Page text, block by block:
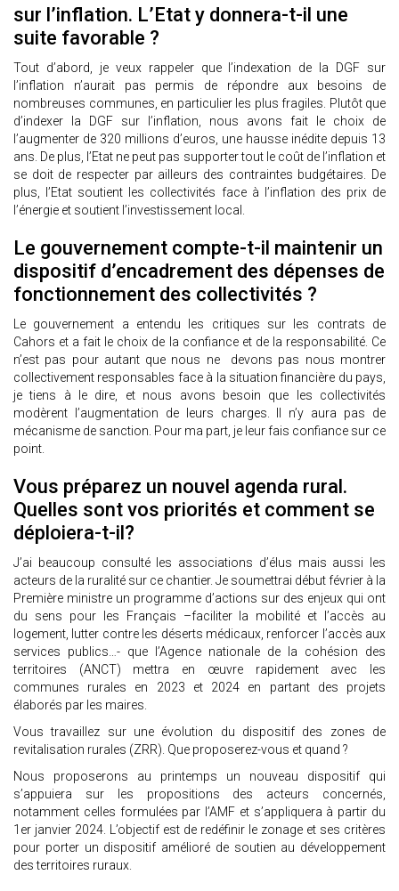
sur l’inflation. L’Etat y donnera-t-il une
suite favorable ?
Tout d’abord, je veux rappeler que l’indexation de la DGF sur
l’inflation n’aurait pas permis de répondre aux besoins de
nombreuses communes, en particulier les plus fragiles. Plutôt que
d’indexer la DGF sur l’inflation, nous avons fait le choix de
l’augmenter de 320 millions d’euros, une hausse inédite depuis 13
ans. De plus, l’Etat ne peut pas supporter tout le coût de l’inflation et
se doit de respecter par ailleurs des contraintes budgétaires. De
plus, l’Etat soutient les collectivités face à l’inflation des prix de
l’énergie et soutient l’investissement local.
Le gouvernement compte-t-il maintenir un
dispositif d’encadrement des dépenses de
fonctionnement des collectivités ?
Le gouvernement a entendu les critiques sur les contrats de
Cahors et a fait le choix de la confiance et de la responsabilité. Ce
n’est pas pour autant que nous ne devons pas nous montrer
collectivement responsables face à la situation financière du pays,
je tiens à le dire, et nous avons besoin que les collectivités
modèrent l’augmentation de leurs charges. Il n’y aura pas de
mécanisme de sanction. Pour ma part, je leur fais confiance sur ce
point.
Vous préparez un nouvel agenda rural.
Quelles sont vos priorités et comment se
déploiera-t-il?
J’ai beaucoup consulté les associations d’élus mais aussi les
acteurs de la ruralité sur ce chantier. Je soumettrai début février à la
Première ministre un programme d’actions sur des enjeux qui ont
du sens pour les Français –faciliter la mobilité et l’accès au
logement, lutter contre les déserts médicaux, renforcer l’accès aux
services publics…- que l’Agence nationale de la cohésion des
territoires (ANCT) mettra en œuvre rapidement avec les
communes rurales en 2023 et 2024 en partant des projets
élaborés par les maires.
Vous travaillez sur une évolution du dispositif des zones de
revitalisation rurales (ZRR). Que proposerez-vous et quand ?
Nous proposerons au printemps un nouveau dispositif qui
s’appuiera sur les propositions des acteurs concernés,
notamment celles formulées par l’AMF et s’appliquera à partir du
1er janvier 2024. L’objectif est de redéfinir le zonage et ses critères
pour porter un dispositif amélioré de soutien au développement
des territoires ruraux.